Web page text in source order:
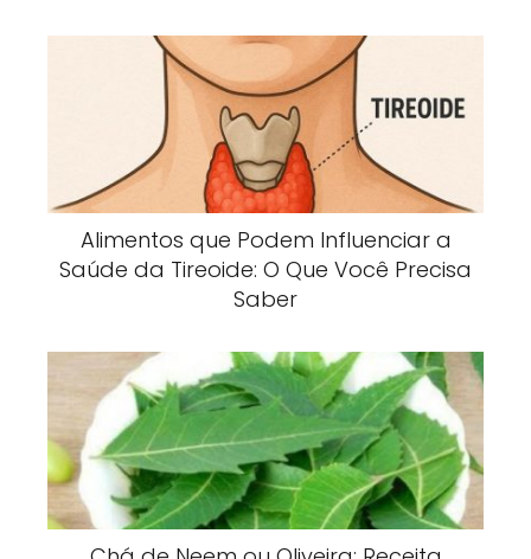
Alimentos que Podem Influenciar a
Saúde da Tireoide: O Que Você Precisa
Saber